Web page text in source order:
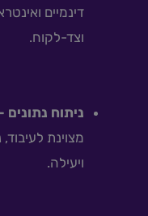
דינמיים
וצד-לקוח.
ניתוח נתונים
מצוינת
ויעילה.